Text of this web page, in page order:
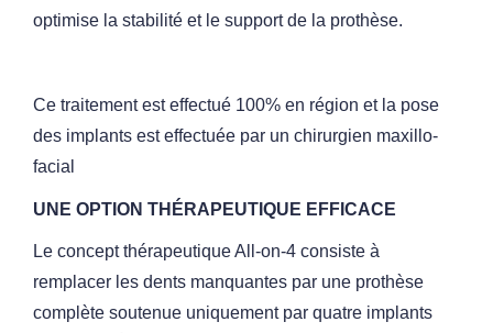
optimise la stabilité et le support de la prothèse.
Ce traitement est effectué 100% en région et la pose
des implants est effectuée par un chirurgien maxillo-
facial
UNE OPTION THÉRAPEUTIQUE EFFICACE
Le concept thérapeutique All-on-4 consiste à
remplacer les dents manquantes par une prothèse
complète soutenue uniquement par quatre implants